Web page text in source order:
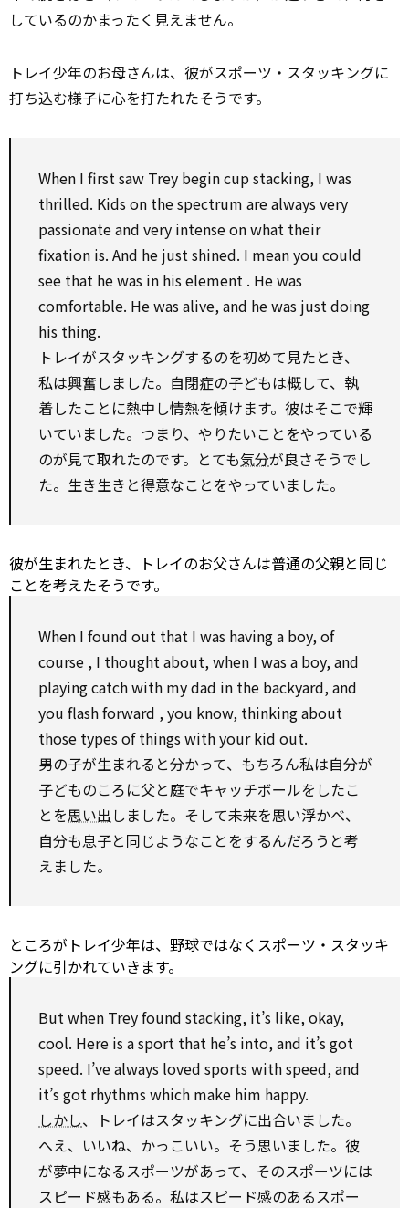
しているのかまったく見えません。
トレイ少年のお母さんは、彼がスポーツ・スタッキングに
打ち込む様子に心を打たれたそうです。
When I first saw Trey begin cup stacking, I was
thrilled. Kids on the spectrum are always very
passionateand very intenseonwhat their
fixation is. And he just shined. I meanyou could
see that he was in his element . He was
comfortable. He was alive, and he was just doing
his thing.
トレイがスタッキングするのを初めて見たとき、
私は興奮しました。自閉症の子どもは概して、執
着したことに熱中し情熱を傾けます。彼はそこで輝
いていました。つまり、やりたいことをやっている
のが見て取れたのです。とても気分が良さそうでし
た。生き生きと得意なことをやっていました。
彼が生まれたとき、トレイのお父さんは普通の父親と同じ
ことを考えたそうです。
When I found out that I was having a boy, of
course , I thought about, when I was a boy, and
playing catchwith my dad in the backyard, and
you flashforward , you know, thinking about
those types of things withyour kid out.
男の子が生まれると分かって、もちろん私は自分が
子どものころに父と庭でキャッチボールをしたこ
とを思い出しました。そして未来を思い浮かべ、
自分も息子と同じようなことをするんだろうと考
えました。
ところがトレイ少年は、野球ではなくスポーツ・スタッキ
ングに引かれていきます。
But when Trey found stacking, it’s like, okay,
cool. Here is a sport that he’s into, and it’s got
speed. I’ve always loved sports withspeed, and
it’s got rhythms which make him happy.
しかし、トレイはスタッキングに出合いました。
へえ、いいね、かっこいい。そう思いました。彼
が夢中になるスポーツがあって、そのスポーツには
スピード感もある。私はスピード感のあるスポー